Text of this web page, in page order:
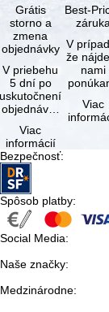
Grátis
storno a
zmena
objednávky
V priebehu
5 dní po
uskutočnení
objednávky
tejto
objednávky
bezplatne
…
Viac
informácií
Best-
V
že
nami
Viac
Bezpečnosť:
Spôsob platby:
Social Media:
Naše značky:
Medzinárodne: